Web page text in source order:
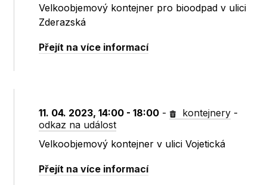
Velkoobjemový kontejner pro bioodpad v ulici
Zderazská
Přejít na více informací
11. 04. 2023, 14:00 - 18:00 - kontejnery -
odkaz na událost
Velkoobjemový kontejner v ulici Vojetická
Přejít na více informací